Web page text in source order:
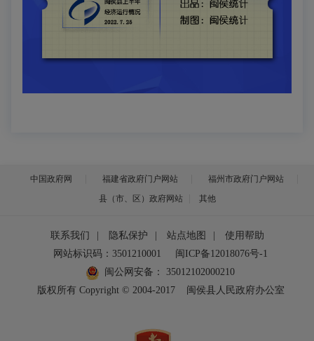
中国政府网 福建省政府门户网站
福州市政府门户网站
县（市、区）政府网站
其他
联系我们 隐私保护 站点地图
使用帮助
网站标识码：3501210001
闽ICP备12018076号-1
闽公网安备：
35012102000210
版权所有 Copyright © 2004-2017
闽侯县人民政府办公室